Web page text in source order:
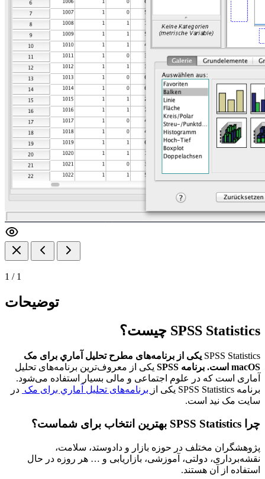
1 / 1
توضیحات
SPSS Statistics چیست؟
SPSS Statistics یکی از برنامه‌های مطرح تحليل آماري برای مک
macOS است. برنامه SPSS
یکی از معروف‌ترین برنامه‌های تحلیل
آماری است که در علوم اجتماعی و مالی بسیار استفاده می‌شود.
برنامه SPSS Statistics یکی از
برنامه‌های تحليل آماري برای مک در
سایت مک نید است.
چرا SPSS Statistics بهترین انتخاب برای شماست؟
پژوهشگران مختلف در حوزه بازار و داد‌و‌ستد، سلامت،
نقشه‌برداری، دولتی، آموزشی، بازاریابی و … هر روزه در حال
استفاده از آن هستند.